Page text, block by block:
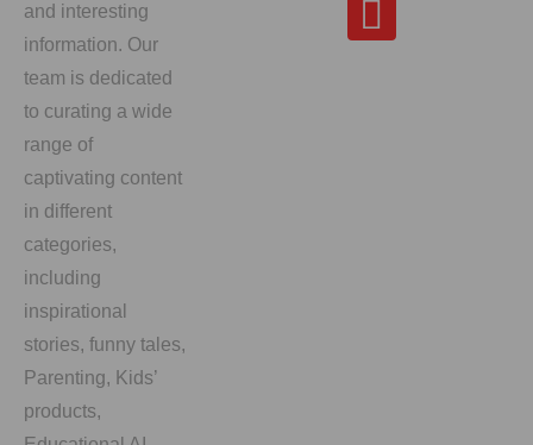
and interesting
information. Our
team is dedicated
to curating a wide
range of
captivating content
in different
categories,
including
inspirational
stories, funny tales,
Parenting, Kids’
products,